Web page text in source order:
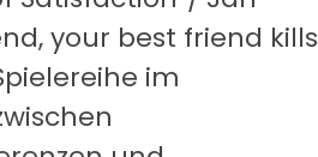
your best friend kills
im